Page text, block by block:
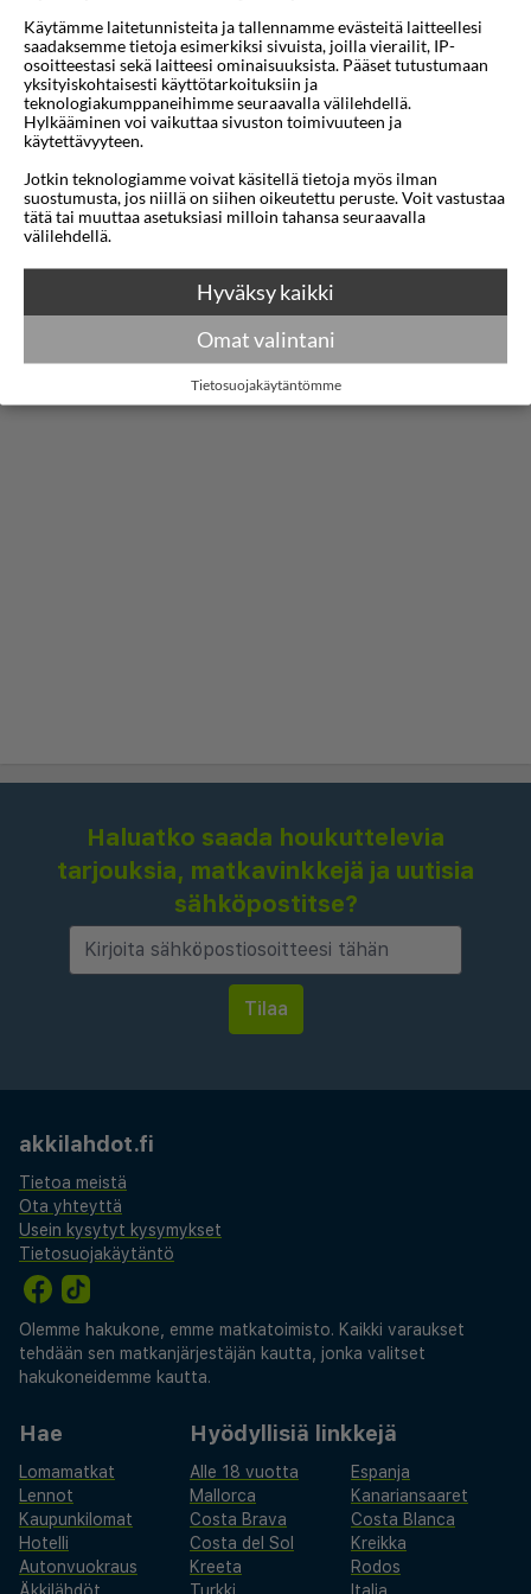
rauhaa, hyvää sijaintia ja paikallista charmia!
Il Mare on perheomisteinen, hyvin hoidettu ja
erittäin suosittu asiakkaidemme keskuudessa, eikä
vähiten rennon tunnelman ja loistavan sijainnin
ansiosta. Hotellissa on rannalla snackbaari, joka
on avoinna aamusta keskiyöhön. Täällä tarjoillaan
juomia. Ranta koostuu pienistä pyörökivistä ja
täällä on aurinkotuoleja sekä vesiurheilulajeja
lisämaksusta. Wifi koko hotellilla.
Pysäköintimahdollisuus hotellialueella, paikkoja
Näytä lisää
Haluatko saada houkuttelevia
tarjouksia, matkavinkkejä ja uutisia
sähköpostitse?
akkilahdot.fi
Tietoa meistä
Ota yhteyttä
Usein kysytyt kysymykset
Tietosuojakäytäntö
Olemme hakukone, emme matkatoimisto. Kaikki varaukset
tehdään sen matkanjärjestäjän kautta, jonka valitset
hakukoneidemme kautta.
Hae
Lomamatkat
Lennot
Kaupunkilomat
Hotelli
Autonvuokraus
Hyödyllisiä linkkejä
Alle 18 vuotta
Espanja
Mallorca
Kanariansaaret
Costa Brava
Costa Blanca
Costa del Sol
Kreikka
Kreeta
Rodos
Käytämme laitetunnisteita ja tallennamme evästeitä laitteellesi
saadaksemme tietoja esimerkiksi sivuista, joilla vierailit, IP-
osoitteestasi sekä laitteesi ominaisuuksista. Pääset tutustumaan
yksityiskohtaisesti käyttötarkoituksiin ja
teknologiakumppaneihimme seuraavalla välilehdellä.
Hylkääminen voi vaikuttaa sivuston toimivuuteen ja
käytettävyyteen.
Jotkin teknologiamme voivat käsitellä tietoja myös ilman
suostumusta, jos niillä on siihen oikeutettu peruste. Voit vastustaa
tätä tai muuttaa asetuksiasi milloin tahansa seuraavalla
välilehdellä.
Hyväksy kaikki
Omat valintani
Tietosuojakäytäntömme